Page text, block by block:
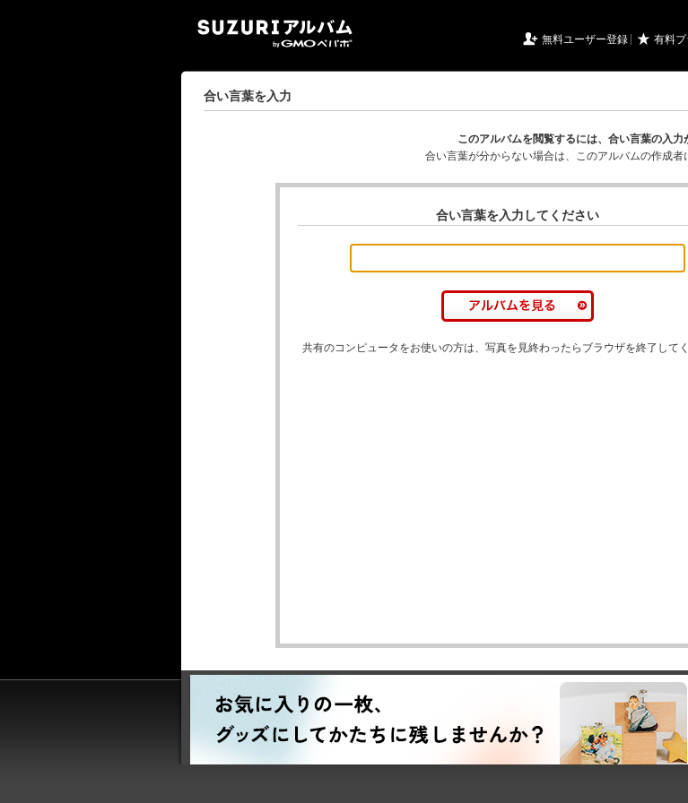
 無料ユーザー登録 ★ 有料
合い言葉を入力
このアルバムを閲覧するには、合い言葉の入力
合い言葉が分からない場合は、このアルバムの作成者
合い言葉を入力してください
共有のコンピュータをお使いの方は、写真を見終わったらブラウザを終了してく